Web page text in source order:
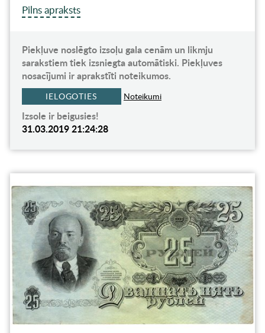
Pilns apraksts
Piekļuve noslēgto izsoļu gala cenām un likmju
sarakstiem tiek izsniegta automātiski. Piekļuves
nosacījumi ir aprakstīti noteikumos.
IELOGOTIES Noteikumi
Izsole ir beigusies!
31.03.2019 21:24:28